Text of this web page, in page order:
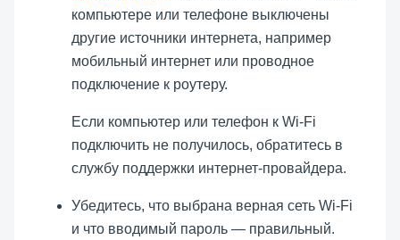
компьютере или телефоне выключены
другие источники интернета, например
мобильный интернет или проводное
подключение к роутеру.
Если компьютер или телефон к Wi-Fi
подключить не получилось, обратитесь в
службу поддержки интернет-провайдера.
Убедитесь, что выбрана верная сеть Wi-Fi
и что вводимый пароль — правильный.